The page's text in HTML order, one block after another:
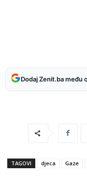
Dodaj Zenit.ba među
TAGOVI djeca Gaze